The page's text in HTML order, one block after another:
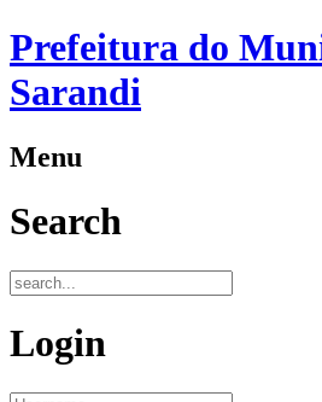
Prefeitura do
Sarandi
Menu
Search
Login